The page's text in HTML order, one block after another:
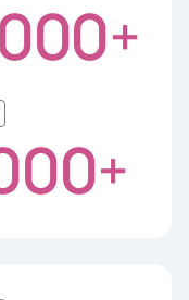
+
+